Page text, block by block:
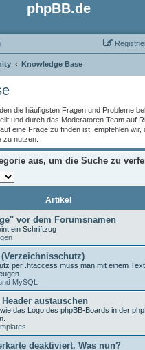
phpBB.de
Knowledge Base
die häufigsten Fragen und Probleme
und durch das Moderatoren Team auf
eine Frage zu finden ist, empfehlen wir,
zu nutzen.
aus, um die Suche zu
Artikel
vor dem Forumsnamen
ein Schriftzug
per .htaccess muss man mit einem
MySQL
austauschen
das Logo des phpBB-Boards in der
deaktiviert. Was nun?